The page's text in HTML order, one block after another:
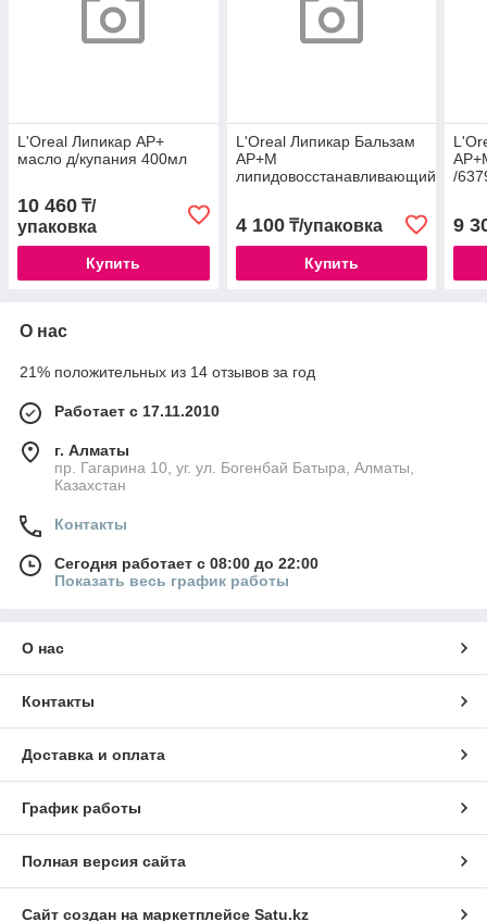
L'Oreal Липикар АР+
масло д/купания 400мл
10 460 ₸/
упаковка
Купить
L'Oreal Липикар Бальзам
АР+М
липидовосстанавливающий
4 100₸/упаковка
Купить
/
9
О нас
21% положительных из 14 отзывов за год
Работает с 17.11.2010
г. Алматы
пр. Гагарина 10, уг. ул. Богенбай Батыра, Алматы,
Казахстан
Контакты
Сегодня работает с 08:00 до 22:00
Показать весь график работы
О нас
Контакты
Доставка и оплата
График работы
Полная версия сайта
Сайт создан на маркетплейсе Satu.kz